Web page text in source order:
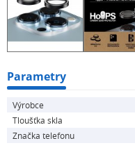
- Hliníkové černé
vzhled
- Perfektně se hodí k
většinou krytů
- Aplikátor zajišťující
všech kroužků naráz
Parametry
Výrobce
Tloušťka skla
Značka telefonu